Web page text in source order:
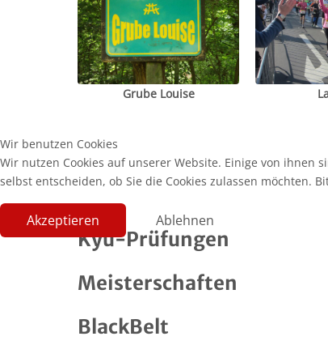
Grube Louise
Kyu-Prüfungen
Meisterschaften
BlackBelt
Wir benutzen Cookies
Wir nutzen Cookies auf unserer Website. Einige von
selbst entscheiden, ob Sie die Cookies zulassen möchten.
Akzeptieren Ablehnen